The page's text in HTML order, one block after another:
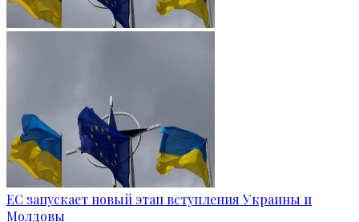
ЕС запускает новый этап вступления Украины и
Молдовы